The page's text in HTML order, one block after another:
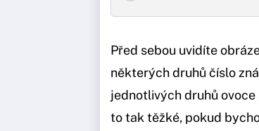
Před sebou uvidíte
některých druhů číslo
jednotlivých druhů
to tak těžké, pokud